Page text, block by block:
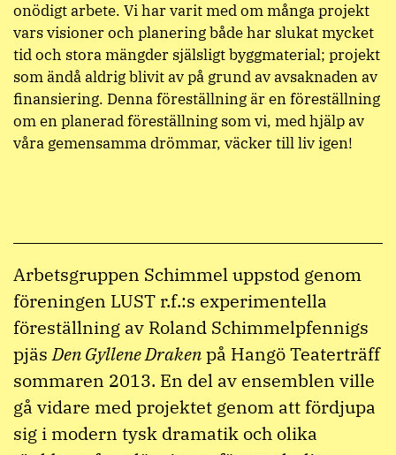
onödigt arbete. Vi har varit med om många projekt
vars visioner och planering både har slukat mycket
tid och stora mängder själsligt byggmaterial; projekt
som ändå aldrig blivit av på grund av avsaknaden av
finansiering. Denna föreställning är en föreställning
om en planerad föreställning som vi, med hjälp av
våra gemensamma drömmar, väcker till liv igen!
Arbetsgruppen Schimmel uppstod genom
föreningen LUST r.f.:s experimentella
föreställning av Roland Schimmelpfennigs
pjäsDen Gyllene Drakenpå Hangö Teaterträff
sommaren 2013. En del av ensemblen ville
gå vidare med projektet genom att fördjupa
sig i modern tysk dramatik och olika